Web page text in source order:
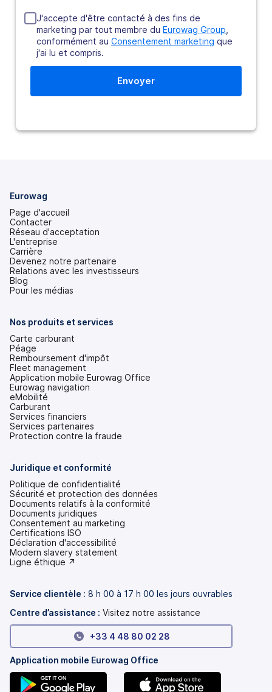
J'accepte d'être contacté à des fins de
marketing par tout membre du Eurowag Group
conformément au Consentement marketing que
j'ai lu et compris.
Eurowag
Page d'accueil
Contacter
Réseau d'acceptation
L'entreprise
Carrière
Devenez notre partenaire
Relations avec les investisseurs
(s'ouvre
dans
onglet)
Blog
Pour les médias
Nos produits et services
Carte carburant
Péage
Remboursement d'impôt
Fleet management
Application mobile Eurowag Office
Eurowag navigation
eMobilité
Carburant
Services financiers
Services partenaires
Protection contre la fraude
Juridique et conformité
Politique de confidentialité
Sécurité et protection des données
Documents relatifs à la conformité
Documents juridiques
Consentement au marketing
Certifications ISO
Déclaration d'accessibilité
(s'ouvre
dans
onglet)
Modern slavery statement
(s'ouvre
nouvel
Ligne éthique ↗
Service clientèle : 8 h 00 à 17 h 00 les jours ouvrables
Centre d’assistance : Visitez notre assistance
+33 4 48 80 02 28
Application mobile Eurowag Office